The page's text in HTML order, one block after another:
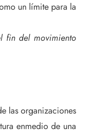
un límite para la
fin del movimiento
las organizaciones
enmedio de una